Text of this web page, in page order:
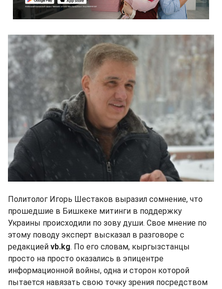
Политолог Игорь Шестаков выразил сомнение, что
прошедшие в Бишкеке митинги в поддержку
Украины происходили по зову души. Свое мнение по
этому поводу эксперт высказал в разговоре с
редакцией vb.kg. По его словам, кыргызстанцы
просто на просто оказались в эпицентре
информационной войны, одна и сторон которой
пытается навязать свою точку зрения посредством